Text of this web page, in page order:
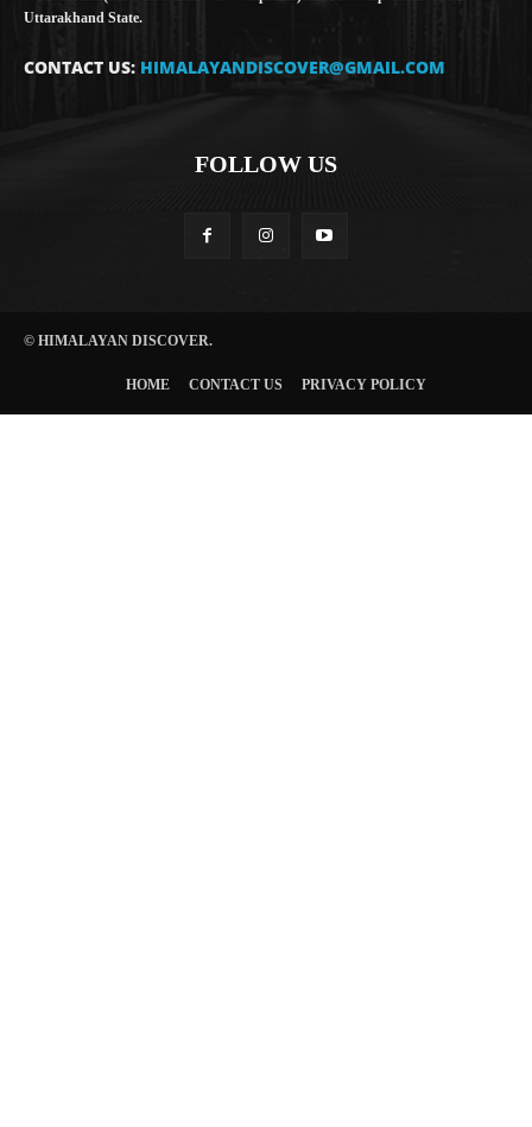
Uttarakhand State.
CONTACT US: HIMALAYANDISCOVER@GMAIL.COM
FOLLOW US
© HIMALAYAN DISCOVER.
HOME CONTACT US PRIVACY POLICY